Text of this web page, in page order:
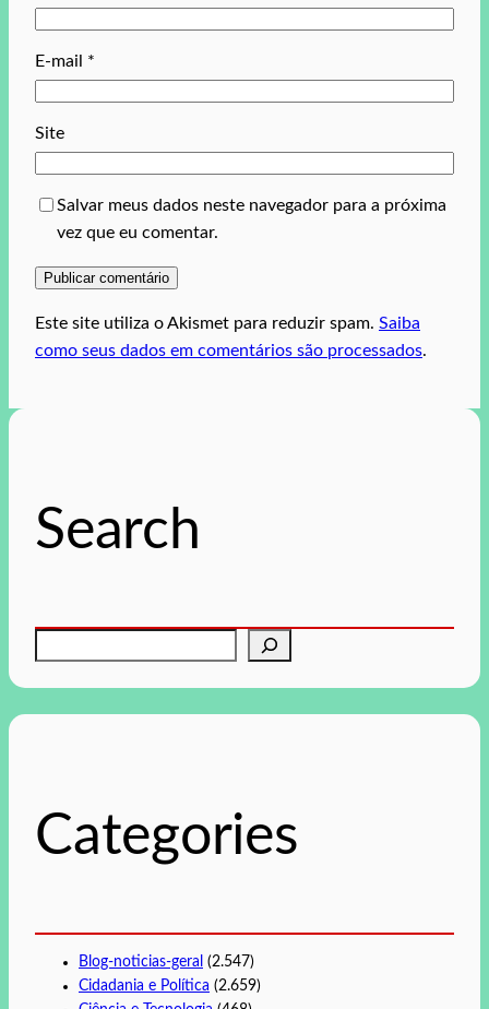
E-mail *
Site
Salvar meus dados neste navegador para a próxima
vez que eu comentar.
Este site utiliza o Akismet para reduzir spam. Saiba
como seus dados em comentários são processados.
Search
aCategories
Blog-noticias-geral (2.547)
Cidadania e Política (2.659)